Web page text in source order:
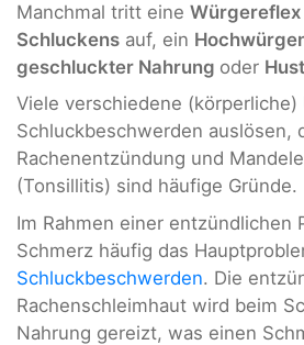
Manchmal tritt eine
Schluckens auf, ein
geschluckter Nahrung oder
Viele verschiedene (körperliche)
Schluckbeschwerden auslösen,
Rachenentzündung und
(Tonsillitis) sind häufige Gründe.
Im Rahmen einer entzündlichen
Schmerz häufig das
Schluckbeschwerden. Die
Rachenschleimhaut wird beim
Nahrung gereizt, was einen